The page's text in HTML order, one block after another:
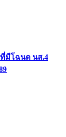
มีโฉนด นส.4